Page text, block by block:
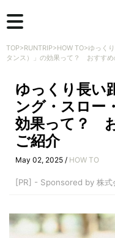
TOP>RUNTRIP>HOW TO>ゆっく
タンス）」の効果って？ おすすめ
ゆっくり長い
ング・スロー
効果って？
ご紹介
May 02, 2025 / HOW TO
[PR] - Sponsored by 株式